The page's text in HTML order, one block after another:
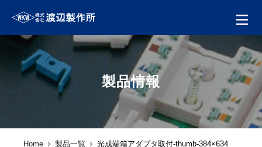
製品情報
Home 製品一覧 光成端箱アダプタ取付-thumb-384×634